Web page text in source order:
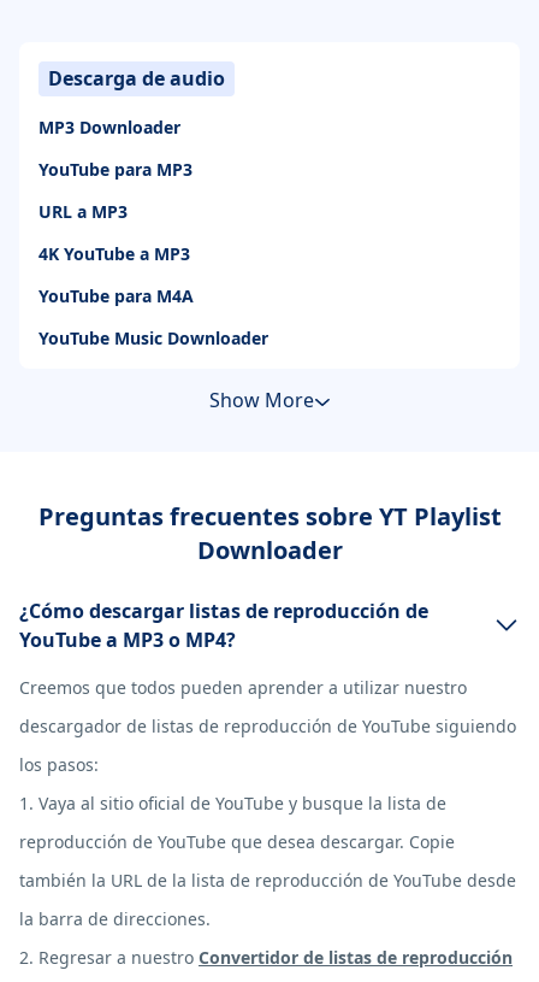
Descarga de audio
MP3 Downloader
YouTube para MP3
URL a MP3
4K YouTube a MP3
YouTube para M4A
YouTube Music Downloader
Show More
Preguntas frecuentes sobre YT Playlist
Downloader
¿Cómo descargar listas de reproducción de
YouTube a MP3 o MP4?
Creemos que todos pueden aprender a utilizar nuestro
descargador de listas de reproducción de YouTube siguiendo
los pasos:
1. Vaya al sitio oficial de YouTube y busque la lista de
reproducción de YouTube que desea descargar. Copie
también la URL de la lista de reproducción de YouTube desde
la barra de direcciones.
2. Regresar a nuestro Convertidor de listas de reproducción